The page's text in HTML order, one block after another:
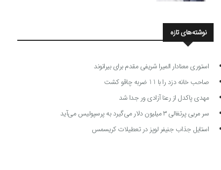
نوشته‌های تازه
استوری معنادار المیرا شریفی مقدم برای بیرانوند
صاحب خانه دزد را با 11 ضربه چاقو کشت
مهدی پاکدل از رعنا آزادی ور جدا شد
سر مربی پرتغالی ۳ میلیون دلار می‌گیرد به پرسپولیس می‌آید
استایل جذاب جنیفر لوپز در تعطیلات کریسمس